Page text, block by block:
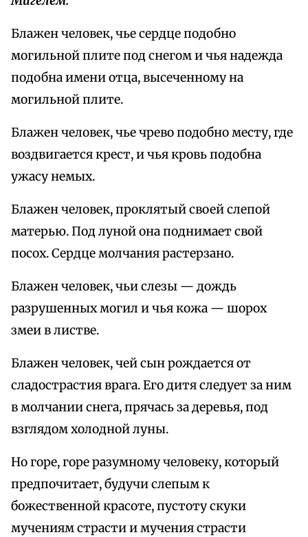
Блажен человек, чье сердце подобно
могильной плите под снегом и чья надежда
подобна имени отца, высеченному на
могильной плите.
Блажен человек, чье чрево подобно месту, где
воздвигается крест, и чья кровь подобна
ужасу немых.
Блажен человек, проклятый своей слепой
матерью. Под луной она поднимает свой
посох. Сердце молчания растерзано.
Блажен человек, чьи слезы — дождь
разрушенных могил и чья кожа — шорох
змеи в листве.
Блажен человек, чей сын рождается от
сладострастия врага. Его дитя следует за ним
в молчании снега, прячась за деревья, под
взглядом холодной луны.
Но горе, горе разумному человеку, который
предпочитает, будучи слепым к
божественной красоте, пустоту скуки
мучениям страсти и мучения страсти